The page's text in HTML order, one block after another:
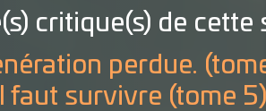
critique(s) de cette
perdue.
faut survivre (tome 5)